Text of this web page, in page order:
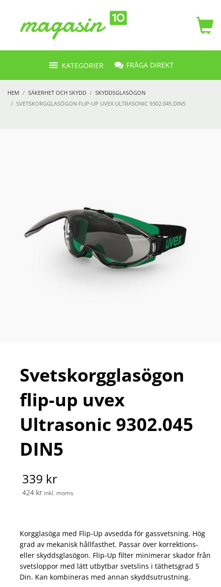
KATEGORIER FRÅGA DIREKT
HEM SÄKERHET OCH SKYDD
SKYDDSGLASÖGON
SVETSKORGGLASÖGON FLIP-UP UVEX ULTRASONIC 9302.045 DIN5
Svetskorgglasögon
flip-up uvex
Ultrasonic 9302.045
DIN5
339 kr
424 kr inkl. moms
Korgglasöga med Flip-Up avsedda för gassvetsning. Hög
grad av mekanisk hållfasthet. Passar över korrektions-
eller skyddsglasögon. Flip-Up filter minimerar skador från
svetsloppor med lätt utbytbar svetslins i täthetsgrad 5
Din. Kan kombineras med annan skyddsutrustning.